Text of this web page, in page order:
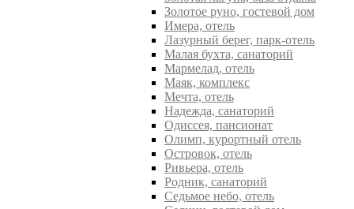
Золотое руно, гостевой дом
Имера, отель
Лазурный берег, парк-отель
Малая бухта, санаторий
Мармелад, отель
Маяк, комплекс
Мечта, отель
Надежда, санаторий
Одиссея, пансионат
Олимп, курортный отель
Островок, отель
Ривьера, отель
Родник, санаторий
Седьмое небо, отель